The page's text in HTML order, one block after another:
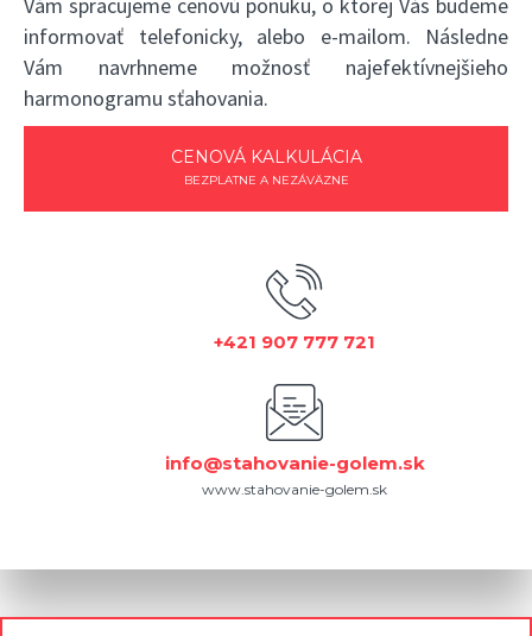
informovať telefonicky, alebo e-mailom. Následne
Vám navrhneme možnosť najefektívnejšieho
harmonogramu sťahovania.
CENOVÁ KALKULÁCIA
BEZPLATNE A NEZÁVÄZNE
+421 907 777 721
info@stahovanie-golem.sk
www.stahovanie-golem.sk